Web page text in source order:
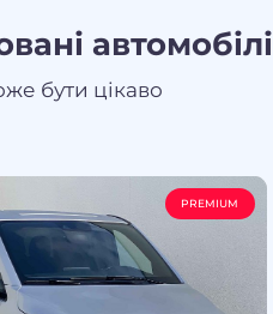
автомобілі
бути цікаво
PREMIUM